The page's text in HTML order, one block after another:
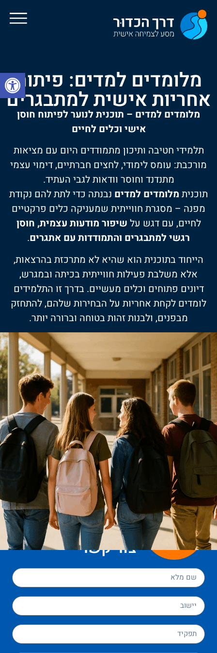
פתח
מלומדים למדים: פיתוח
אחריות אישית למתבגרים
מלומדים למדים – תוכנית לנוער לפיתוח חוסן
אישי וכלים לחיים
תלמידי חטיבה ותיכון מתמודדים היום עם מציאות
מורכבת: עומס לימודי, לחצים חברתיים, דימוי עצמי
מתנדנד וחוסר וודאות לגבי העתיד.
תוכנית מלומדים למדים נבנתה כדי לתת להם נקודת
מפנה – מסגרת חווייתית שמעניקה כלים פרקטיים
לחיים, עם דגש על שיפור מודעות עצמית, חוסן
רגשי למתבגרים והתמודדות עם אתגרים.
הייחוד בתוכנית הוא שהיא לא מתרכזת בהרצאות,
אלא משלבת פעילות חווייתית בכיתה ובמגרש,
דיונים פתוחים וכלים מעשיים. בדרך זו התלמידים
לומדים לקחת אחריות על הבחירות שלהם, להתחזק
מבפנים, ולבנות זהות בטוחה וברורה יותר.
צור קשר